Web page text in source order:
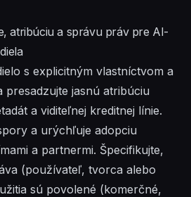
atribúciu a správu práv pre AI-
s explicitným vlastníctvom a
presadzujte jasnú atribúciu
a viditeľnej kreditnej línie.
a urýchľuje adopciu
a partnermi. Špecifikujte,
(používateľ, tvorca alebo
sú povolené (komerčné,